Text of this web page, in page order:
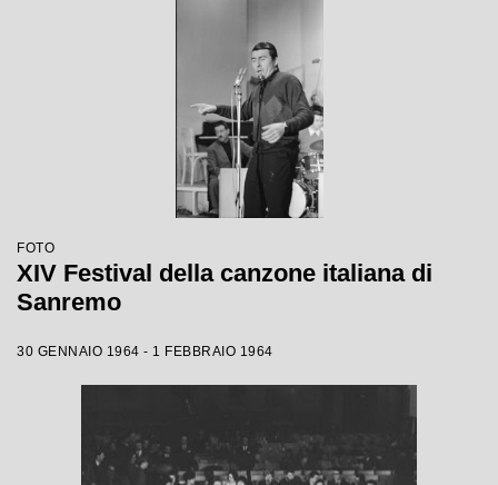
FOTO
XIV Festival della canzone italiana di
Sanremo
30 GENNAIO 1964 - 1 FEBBRAIO 1964